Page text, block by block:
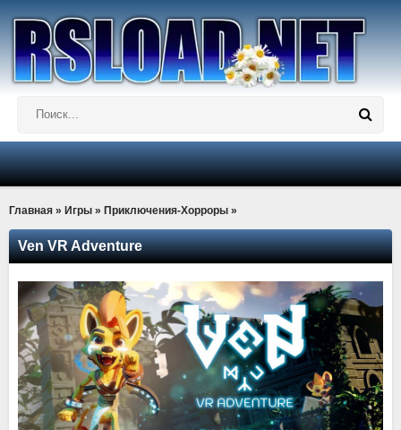
Главная » Игры » Приключения-Хорроры »
Ven VR Adventure